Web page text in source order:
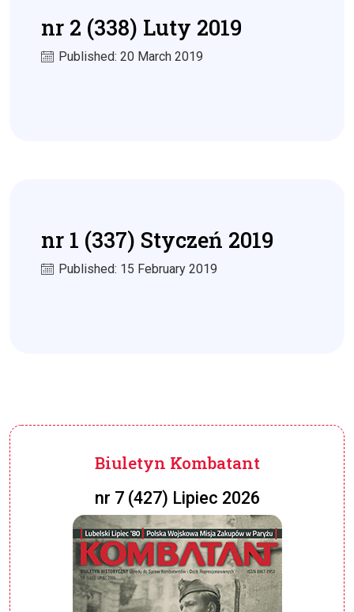
nr 2 (338) Luty 2019
Published: 20 March 2019
nr 1 (337) Styczeń 2019
Published: 15 February 2019
Biuletyn Kombatant
nr 7 (427) Lipiec 2026